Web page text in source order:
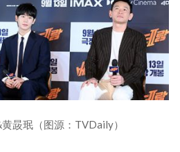
晸珉（图源：TVDaily）